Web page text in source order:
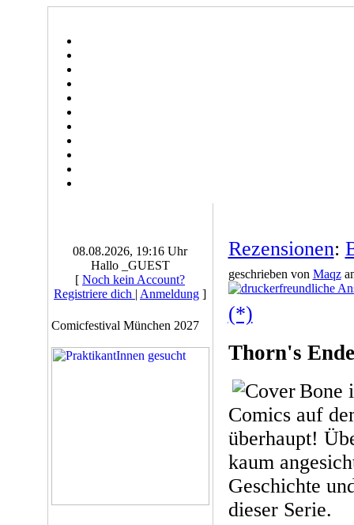
08.08.2026, 19:16 Uhr
Hallo _GUEST
[ Noch kein Account?
Registriere dich | Anmeldung ]
Comicfestival München 2027
Rezensionen:
geschrieben von Maqz
(*)
Thorn's
Bone
Comics auf
überhaupt!
kaum
Geschichte
dieser Serie.